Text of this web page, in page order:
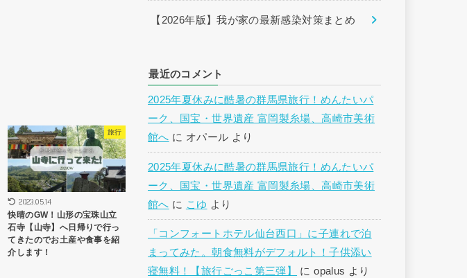
旅行
2023.05.14
快晴のGW！山形の宝珠山立
石寺【山寺】へ日帰りで行っ
てきたのでお土産や食事を紹
介します！
【2026年版】我が家の最新感染対策まとめ
最近のコメント
2025年夏休みに酷暑の群馬県旅行！めんたいパ
ーク、国宝・世界遺産 富岡製糸場、高崎市美術
館へ に オパール より
2025年夏休みに酷暑の群馬県旅行！めんたいパ
ーク、国宝・世界遺産 富岡製糸場、高崎市美術
館へ に こゆ より
「コンフォートホテル仙台西口」に子連れで泊
まってみた。朝食無料がデフォルト！子供添い
寝無料！【旅行ごっこ第三弾】
にopalus より